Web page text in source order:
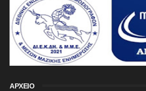
ΑΡΧΕΙΟ